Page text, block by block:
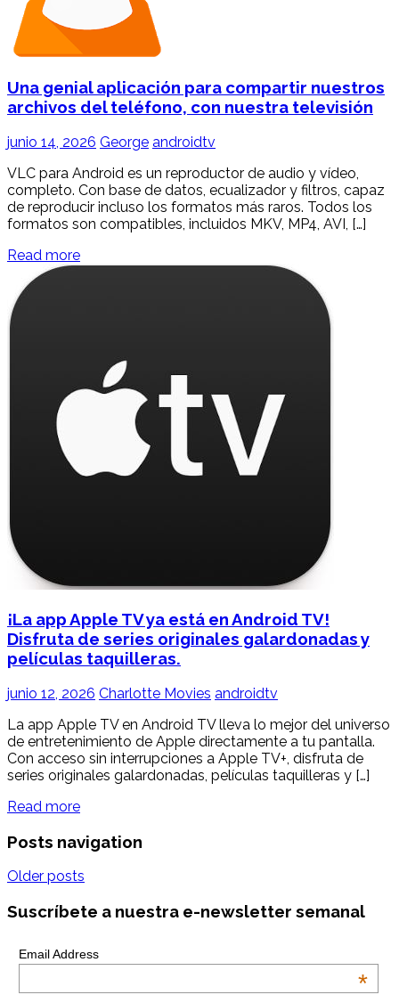
Una genial aplicación para compartir nuestros
archivos del teléfono, con nuestra televisión
junio 14, 2026 George androidtv
VLC para Android es un reproductor de audio y vídeo,
completo. Con base de datos, ecualizador y filtros, capaz
de reproducir incluso los formatos más raros. Todos los
formatos son compatibles, incluidos MKV, MP4, AVI, […]
Read more
¡La app Apple TV ya está en Android TV!
Disfruta de series originales galardonadas y
películas taquilleras.
junio 12, 2026 Charlotte Movies androidtv
La app Apple TV en Android TV lleva lo mejor del universo
de entretenimiento de Apple directamente a tu pantalla.
Con acceso sin interrupciones a Apple TV+, disfruta de
series originales galardonadas, películas taquilleras y […]
Read more
Posts navigation
Older posts
Suscríbete a nuestra e-newsletter semanal
Email Address
*